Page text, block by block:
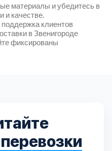
материалы и убедитесь в
и качестве.
поддержка клиентов
в Звенигороде
фиксированы